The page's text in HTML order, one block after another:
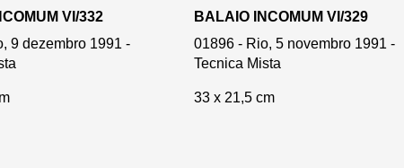
VI/332
9 dezembro 1991 -
BALAIO INCOMUM VI/329
01896 - Rio, 5 novembro 1991 -
Tecnica Mista
33 x 21,5 cm